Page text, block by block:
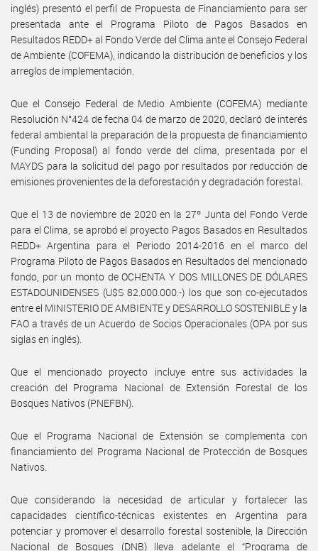
inglés) presentó el perfil de Propuesta de Financiamiento para ser
presentada ante el Programa Piloto de Pagos Basados en
Resultados REDD+ al Fondo Verde del Clima ante el Consejo Federal
de Ambiente (COFEMA), indicando la distribución de beneficios y los
arreglos de implementación.
Que el Consejo Federal de Medio Ambiente (COFEMA) mediante
Resolución N°424 de fecha 04 de marzo de 2020, declaró de interés
federal ambiental la preparación de la propuesta de financiamiento
(Funding Proposal) al fondo verde del clima, presentada por el
MAYDS para la solicitud del pago por resultados por reducción de
emisiones provenientes de la deforestación y degradación forestal.
Que el 13 de noviembre de 2020 en la 27º Junta del Fondo Verde
para el Clima, se aprobó el proyecto Pagos Basados en Resultados
REDD+ Argentina para el Periodo 2014-2016 en el marco del
Programa Piloto de Pagos Basados en Resultados del mencionado
fondo, por un monto de OCHENTA Y DOS MILLONES DE DÓLARES
ESTADOUNIDENSES (U$S 82.000.000.-) los que son co-ejecutados
entre el MINISTERIO DE AMBIENTE y DESARROLLO SOSTENIBLE y la
FAO a través de un Acuerdo de Socios Operacionales (OPA por sus
siglas en inglés).
Que el mencionado proyecto incluye entre sus actividades la
creación del Programa Nacional de Extensión Forestal de los
Bosques Nativos (PNEFBN).
Que el Programa Nacional de Extensión se complementa con
financiamiento del Programa Nacional de Protección de Bosques
Nativos.
Que considerando la necesidad de articular y fortalecer las
capacidades científico-técnicas existentes en Argentina para
potenciar y promover el desarrollo forestal sostenible, la Dirección
Nacional de Bosques (DNB) lleva adelante el “Programa de